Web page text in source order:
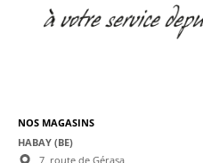
NOS MAGASINS
HABAY (BE)
7, route de Gérasa